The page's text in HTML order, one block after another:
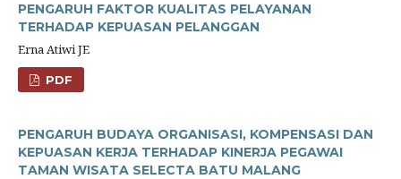
PENGARUH FAKTOR KUALITAS PELAYANAN
TERHADAP KEPUASAN PELANGGAN
Erna Atiwi JE
PDF
PENGARUH BUDAYA ORGANISASI, KOMPENSASI DAN
KEPUASAN KERJA TERHADAP KINERJA PEGAWAI
TAMAN WISATA SELECTA BATU MALANG